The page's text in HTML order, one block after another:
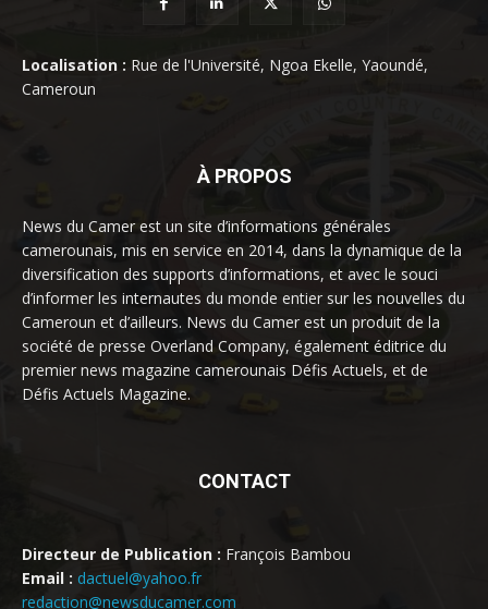
Localisation : Rue de l'Université, Ngoa Ekelle, Yaoundé,
Cameroun
À PROPOS
News du Camer est un site d’informations générales
camerounais, mis en service en 2014, dans la dynamique de la
diversification des supports d’informations, et avec le souci
d’informer les internautes du monde entier sur les nouvelles du
Cameroun et d’ailleurs. News du Camer est un produit de la
société de presse Overland Company, également éditrice du
premier news magazine camerounais Défis Actuels, et de
Défis Actuels Magazine.
CONTACT
Directeur de Publication : François Bambou
Email : dactuel@yahoo.fr
redaction@newsducamer.com